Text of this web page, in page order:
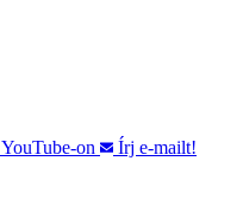
YouTube-on
Írj e-mailt!